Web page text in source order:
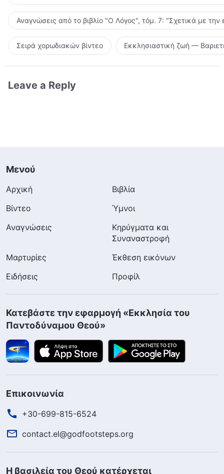
Αναγνώσεις από το βιβλίο "Ο Λόγος", τόμ. 7: "Σχετικά με την
Σειρά χορωδιακών βίντεο Εκκλησιαστική ζωή —
Leave a Reply
Μενού
Αρχική
Βιβλία
Βίντεο
Ύμνοι
Αναγνώσεις
Κηρύγματα και
Συναναστροφή
Μαρτυρίες
Έκθεση εικόνων
Ειδήσεις
Προφίλ
Κατεβάστε την εφαρμογή «Εκκλησία του
Παντοδύναμου Θεού»
Επικοινωνία
+30-699-815-6524
contact.el@godfootsteps.org
Η βασιλεία του Θεού κατέρχεται